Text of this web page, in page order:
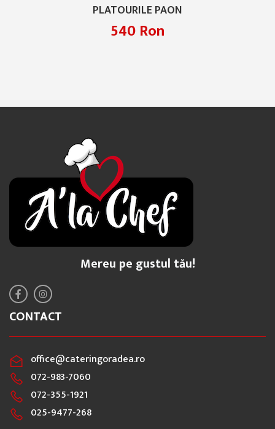
PLATOURILE PAON
540 Ron
Mereu pe gustul tău!
CONTACT
office@cateringoradea.ro
072-983-7060
072-355-1921
025-9477-268